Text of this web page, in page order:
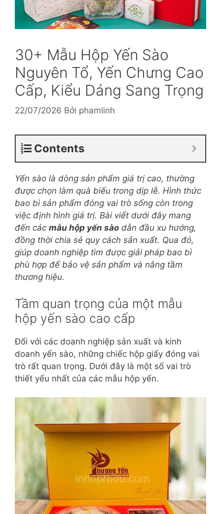
30+ Mẫu Hộp Yến Sào
Nguyên Tổ, Yến Chưng Cao
Cấp, Kiểu Dáng Sang Trọng
22/07/2026 Bởi phamlinh
Contents
Yến sào là dòng sản phẩm giá trị cao, thường
được chọn làm quà biếu trong dịp lễ. Hình thức
bao bì sản phẩm đóng vai trò sống còn trong
việc định hình giá trị. Bài viết dưới đây mang
đến các mẫu hộp yến sào dẫn đầu xu hướng,
đồng thời chia sẻ quy cách sản xuất. Qua đó,
giúp doanh nghiệp tìm được giải pháp bao bì
phù hợp để bảo vệ sản phẩm và nâng tầm
thương hiệu.
Tầm quan trọng của một mẫu
hộp yến sào cao cấp
Đối với các doanh nghiệp sản xuất và kinh
doanh yến sào, những chiếc hộp giấy đóng vai
trò rất quan trọng. Dưới đây là một số vai trò
thiết yếu nhất của các mẫu hộp yến.